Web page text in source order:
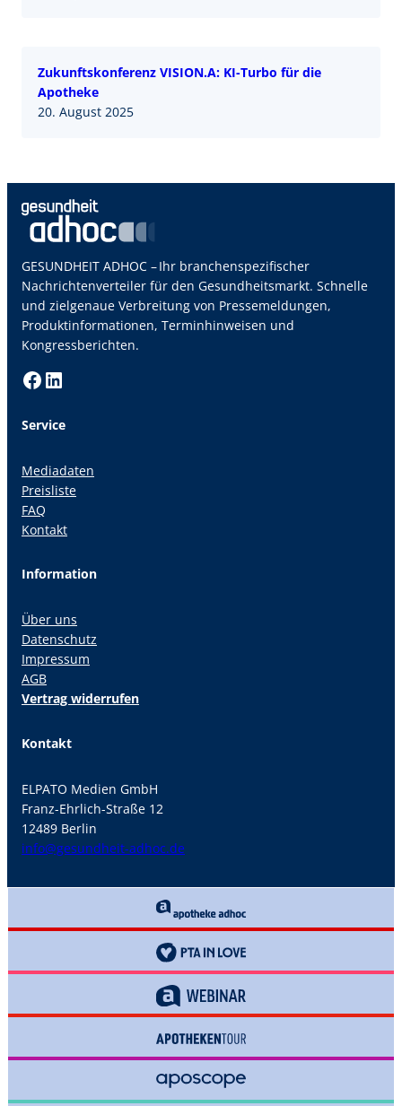
Zukunftskonferenz VISION.A: KI-Turbo für die
Apotheke
20. August 2025
GESUNDHEIT ADHOC – Ihr branchenspezifischer
Nachrichtenverteiler für den Gesundheitsmarkt. Schnelle
und zielgenaue Verbreitung von Pressemeldungen,
Produktinformationen, Terminhinweisen und
Kongressberichten.
Facebook LinkedIn
Service
Mediadaten
Preisliste
FAQ
Kontakt
Information
Über uns
Datenschutz
Impressum
AGB
Vertrag widerrufen
Kontakt
ELPATO Medien GmbH
Franz-Ehrlich-Straße 12
12489 Berlin
info@gesundheit-adhoc.de